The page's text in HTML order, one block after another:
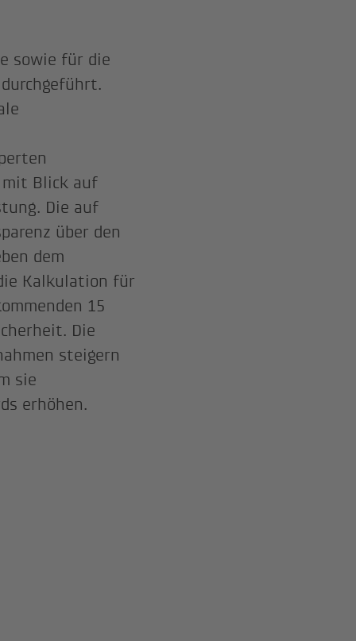
sowie für die
durchgeführt.
mit Blick auf
Die auf
über den
dem
Kalkulation für
15
Die
steigern
sie
erhöhen.